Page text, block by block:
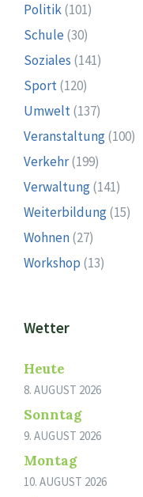
Politik(101)
Schule (30)
Soziales (141)
Sport(120)
Umwelt(137)
Veranstaltung(100)
Verkehr(199)
Verwaltung(141)
Weiterbildung(15)
Wohnen(27)
Workshop (13)
Wetter
Heute
8. AUGUST 2026
Sonntag
9. AUGUST 2026
Montag
10. AUGUST 2026